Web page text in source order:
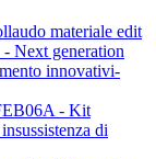
materiale edit
Next generation
innovativi-
- Kit
di